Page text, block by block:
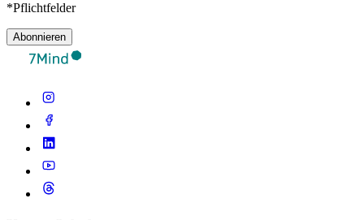
*Pflichtfelder
Abonnieren